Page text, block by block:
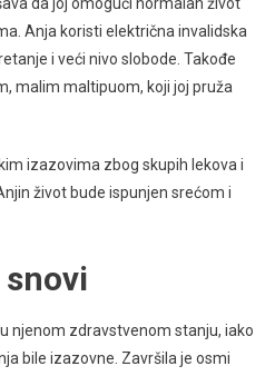
Anja koristi električna invalidska
i veći nivo slobode. Takođe
malim maltipuom, koji joj pruža
izazovima zbog skupih lekova i
život bude ispunjen srećom i
snovi
njenom zdravstvenom stanju, iako
bile izazovne. Završila je osmi